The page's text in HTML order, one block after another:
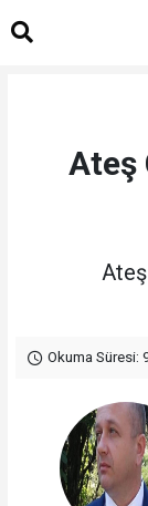
Ateş
Okuma Süresi: